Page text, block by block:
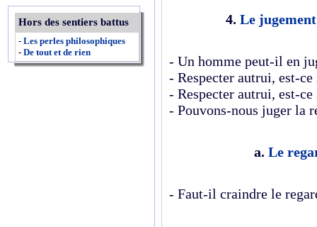
Hors des sentiers battus
- Les perles philosophiques
- De tout et de rien
4. Le
- Un homme peut-il en
- Respecter autrui, est-
- Respecter autrui, est-
- Pouvons-nous juger la
a. Le
- Faut-il craindre le